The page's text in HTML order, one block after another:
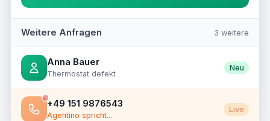
Weitere Anfragen 3 weitere
Anna Bauer
Thermostat defekt
Neu
+49 151 9876543
Agentino spricht...
Live